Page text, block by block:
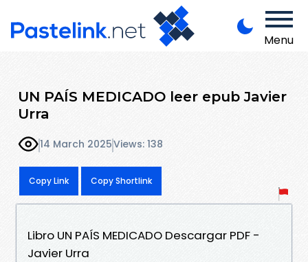
Menu
UN PAÍS MEDICADO leer epub Javier
Urra
14 March 2025Views: 138
Copy Link Copy Shortlink
Libro UN PAÍS MEDICADO Descargar PDF -
Javier Urra